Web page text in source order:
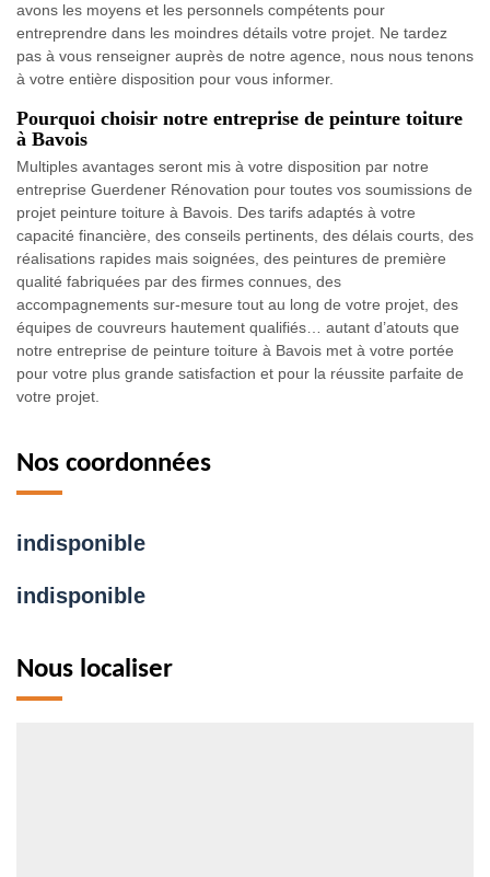
avons les moyens et les personnels compétents pour
entreprendre dans les moindres détails votre projet. Ne tardez
pas à vous renseigner auprès de notre agence, nous nous tenons
à votre entière disposition pour vous informer.
Pourquoi choisir notre entreprise de peinture toiture
à Bavois
Multiples avantages seront mis à votre disposition par notre
entreprise Guerdener Rénovation pour toutes vos soumissions de
projet peinture toiture à Bavois. Des tarifs adaptés à votre
capacité financière, des conseils pertinents, des délais courts, des
réalisations rapides mais soignées, des peintures de première
qualité fabriquées par des firmes connues, des
accompagnements sur-mesure tout au long de votre projet, des
équipes de couvreurs hautement qualifiés… autant d’atouts que
notre entreprise de peinture toiture à Bavois met à votre portée
pour votre plus grande satisfaction et pour la réussite parfaite de
votre projet.
Nos coordonnées
indisponible
indisponible
Nous localiser